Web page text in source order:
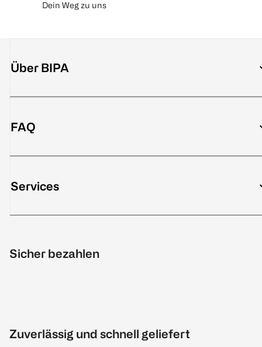
Dein Weg zu uns
Über BIPA
FAQ
Services
Sicher bezahlen
Zuverlässig und schnell geliefert